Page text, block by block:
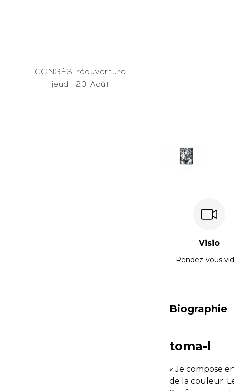
CONGÉS réouverture
jeudi 20 Août
Visio
Rendez-vous
Biographie
toma-l
« Je compose
de la couleur.